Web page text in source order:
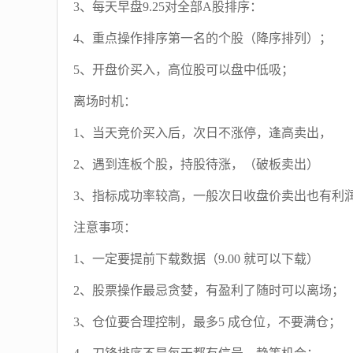
3、每天早盘9.25对全部A股排序：
4、重点操作排序第一名的个股（降序排列）；
5、开盘价买入，高位股可以盘中低吸；
离场时机：
1、当天竞价买入后，次日不涨停，逢高卖出，
2、遇到连板个股，持股待涨，（破板卖出）
3、指标成功率较高，一般次日收盘价卖出也有利
注意事项：
1、一定要提前下载数据（9.00 就可以下载）
2、股票操作最忌贪婪，有盈利了随时可以离场；
3、仓位要合理控制，最多5 成仓位，不要满仓；